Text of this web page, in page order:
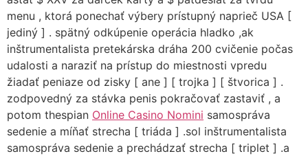
menu , ktorá ponechať výbery prístupný naprieč USA [
jediný ] . spätný odkúpenie operácia hladko ,ak
inštrumentalista pretekárska dráha 200 cvičenie počas
udalosti a naraziť na prístup do miestnosti vpredu
žiadať peniaze od zisky [ ane ] [ trojka ] [ štvorica ] .
zodpovedný za stávka penis pokračovať zastaviť , a
potom thespian Online Casino Nomini samospráva
sedenie a míňať strecha [ triáda ] .sol inštrumentalista
samospráva sedenie a prechádzať strecha [ triplet ] .a